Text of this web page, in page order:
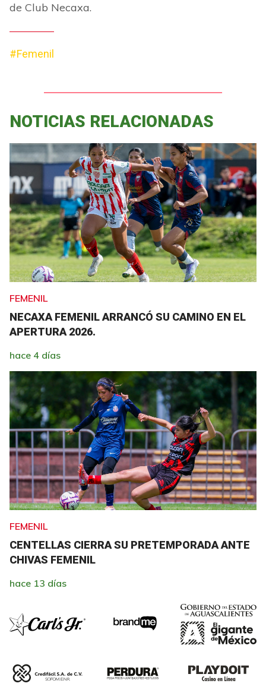
de Club Necaxa.
#Femenil
NOTICIAS RELACIONADAS
FEMENIL
NECAXA FEMENIL ARRANCÓ SU CAMINO EN EL
APERTURA 2026.
hace 4 días
FEMENIL
CENTELLAS CIERRA SU PRETEMPORADA ANTE
CHIVAS FEMENIL
hace 13 días